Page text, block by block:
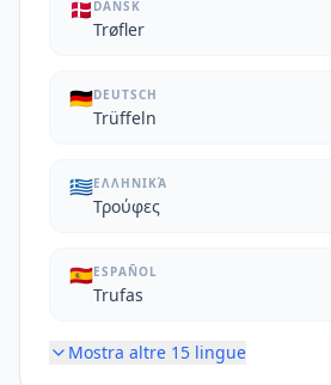
🇩🇰 DANSK
Trøfler
🇩🇪DEUTSCH
Trüffeln
🇬🇷ΕΛΛΗΝΙΚΆ
Τρούφες
🇪🇸ESPAÑOL
Trufas
Mostra altre 15 lingue